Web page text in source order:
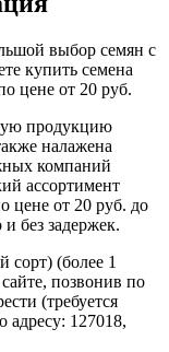
выбор семян с
купить семена
цене от 20 руб.
продукцию
налажена
компаний
ассортимент
цене от 20 руб. до
без задержек.
сорт) (более 1
позвонив по
(требуется
адресу: 127018,